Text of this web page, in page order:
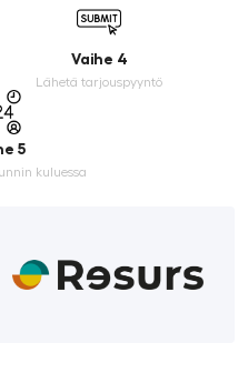
Vaihe 4
Lähetä tarjouspyyntö
5
kuluessa